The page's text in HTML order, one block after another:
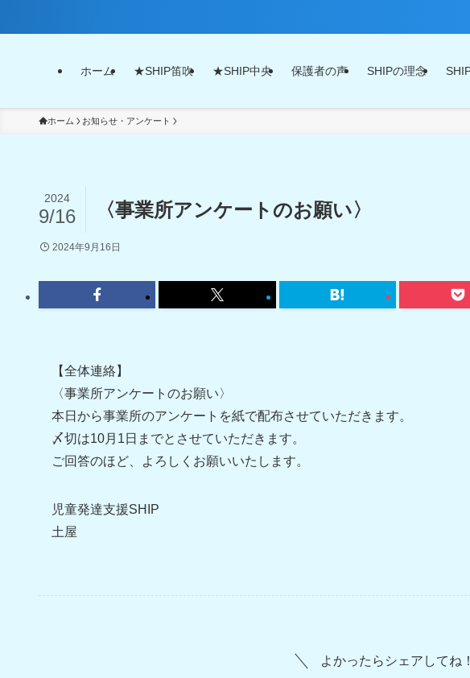
ホーム ★SHIP笛吹 ★SHIP中央 保護者の声 SHIPの理念
ホーム お知らせ・アンケート
〈事業所アンケートのお願い〉
2024
9/16
2024年9月16日
【全体連絡】
〈事業所アンケートのお願い〉
本日から事業所のアンケートを紙で配布させていただきます。
〆切は10月1日までとさせていただきます。
ご回答のほど、よろしくお願いいたします。
児童発達支援SHIP
土屋
よかったらシェアしてね！